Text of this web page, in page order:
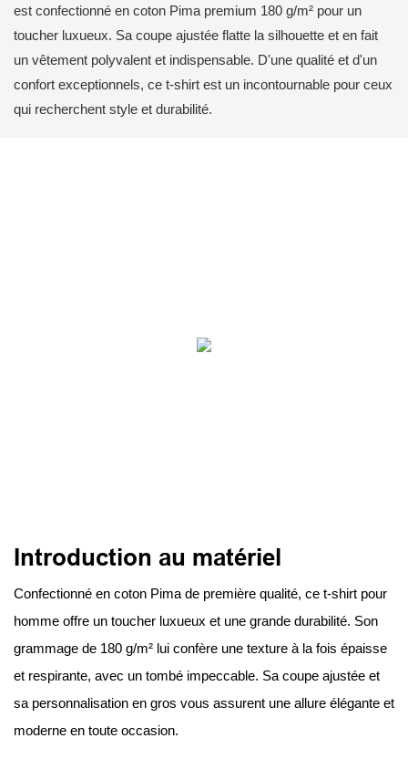
est confectionné en coton Pima premium 180 g/m² pour un
toucher luxueux. Sa coupe ajustée flatte la silhouette et en fait
un vêtement polyvalent et indispensable. D'une qualité et d'un
confort exceptionnels, ce t-shirt est un incontournable pour ceux
qui recherchent style et durabilité.
Introduction au matériel
Confectionné en coton Pima de première qualité, ce t-shirt pour
homme offre un toucher luxueux et une grande durabilité. Son
grammage de 180 g/m² lui confère une texture à la fois épaisse
et respirante, avec un tombé impeccable. Sa coupe ajustée et
sa personnalisation en gros vous assurent une allure élégante et
moderne en toute occasion.